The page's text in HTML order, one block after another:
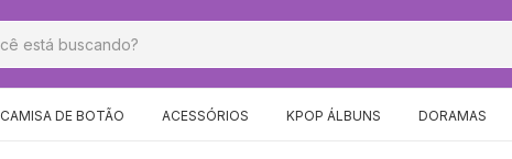
CAMISA DE BOTÃO ACESSÓRIOS KPOP ÁLBUNS DORAMAS